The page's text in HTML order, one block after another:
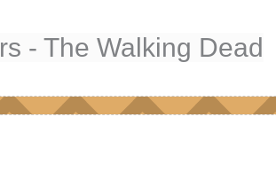
- The Walking Dead